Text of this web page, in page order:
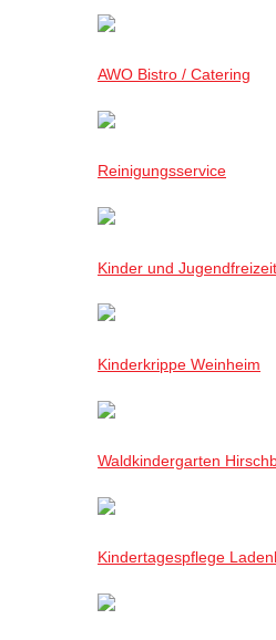
AWO Bistro / Catering
Reinigungsservice
Kinder und
Kinderkrippe Weinheim
Waldkindergarten
Kindertagespflege